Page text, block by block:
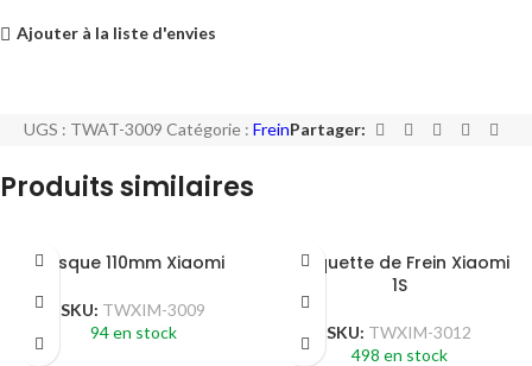
Ajouter à la liste d'envies
UGS : TWAT-3009 Catégorie : FreinPartager:
Produits similaires
Disque 110mm Xiaomi
SKU: TWXIM-3009
94 en stock
Plaquette de Frein Xiaomi
1S
SKU: TWXIM-3012
498 en stock